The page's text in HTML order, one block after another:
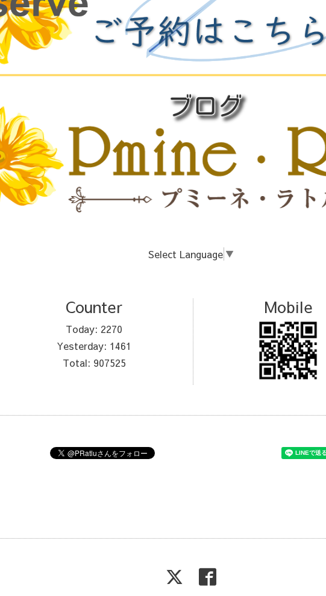
Select Language ▼
Counter
Today: 2270
Yesterday: 1461
Total: 907525
Mobile